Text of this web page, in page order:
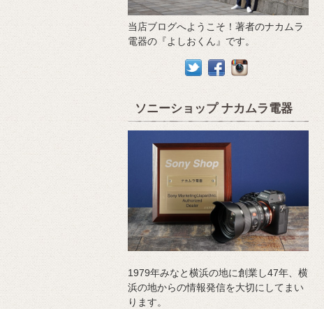
当店ブログへようこそ！著者のナカムラ
電器の『よしおくん』です。
ソニーショップ ナカムラ電器
1979年みなと横浜の地に創業し47年、横
浜の地からの情報発信を大切にしてまい
ります。